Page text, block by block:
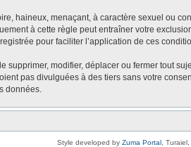
haineux, menaçant, à caractère sexuel ou
à cette règle peut entraîner votre
pour faciliter l’application de ces
modifier, déplacer ou fermer tout
pas divulguées à des tiers sans votre
données.
Style developed by Zuma Portal , Turaiel,